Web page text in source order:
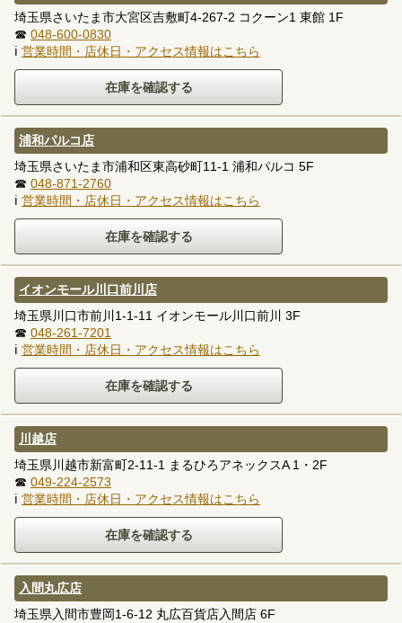
埼玉県さいたま市大宮区吉敷町4-267-2 コクーン1 東館 1F
☎ 048-600-0830
ℹ 営業時間・店休日・アクセス情報はこちら
浦和パルコ店
埼玉県さいたま市浦和区東高砂町11-1 浦和パルコ 5F
☎ 048-871-2760
ℹ 営業時間・店休日・アクセス情報はこちら
イオンモール川口前川店
埼玉県川口市前川1-1-11 イオンモール川口前川 3F
☎ 048-261-7201
ℹ 営業時間・店休日・アクセス情報はこちら
川越店
埼玉県川越市新富町2-11-1 まるひろアネックスA 1・2F
☎ 049-224-2573
ℹ 営業時間・店休日・アクセス情報はこちら
入間丸広店
埼玉県入間市豊岡1-6-12 丸広百貨店入間店 6F